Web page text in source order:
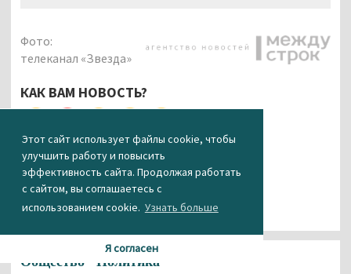
Этот сайт использует файлы cookie, чтобы
улучшить работу и повысить
эффективность сайта. Продолжая работать
с сайтом, вы соглашаетесь с
использованием cookie. Узнать больше
Я согласен
Фото:
телеканал «Звезда»
КАК ВАМ НОВОСТЬ?
0 0 0 0 0
Общество Политика